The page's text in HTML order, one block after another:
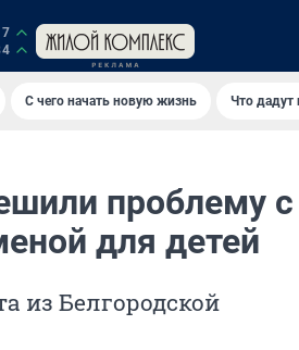
С чего начать новую жизнь Что дадут
проблему с
для детей
из Белгородской